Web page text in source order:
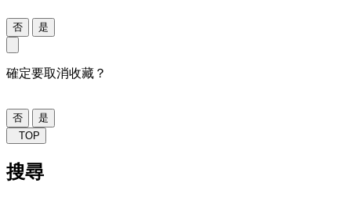
否 是
確定要取消收藏？
否
是
TOP
搜尋